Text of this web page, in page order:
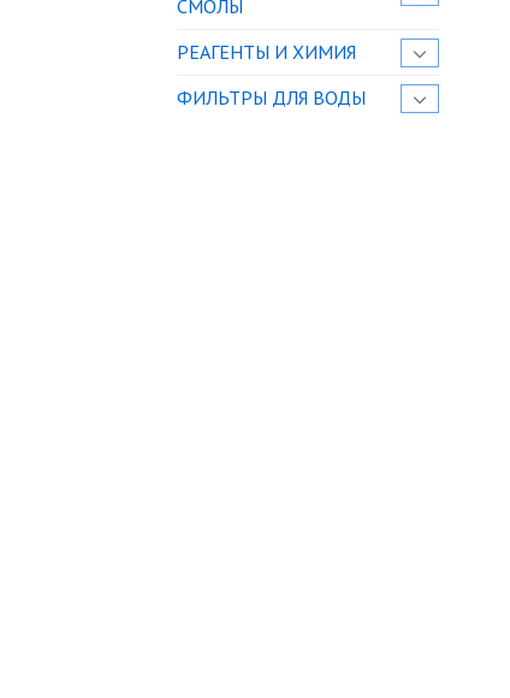
СМОЛЫ
РЕАГЕНТЫ И ХИМИЯ
ФИЛЬТРЫ ДЛЯ ВОДЫ